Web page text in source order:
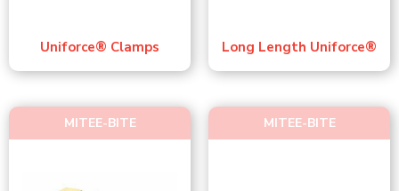
Uniforce® Clamps Long Length Uniforce®
MITEE-BITE MITEE-BITE